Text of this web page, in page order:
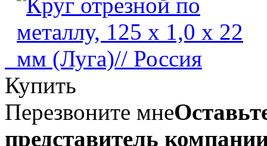
Купить
Перезвоните мне
представитель